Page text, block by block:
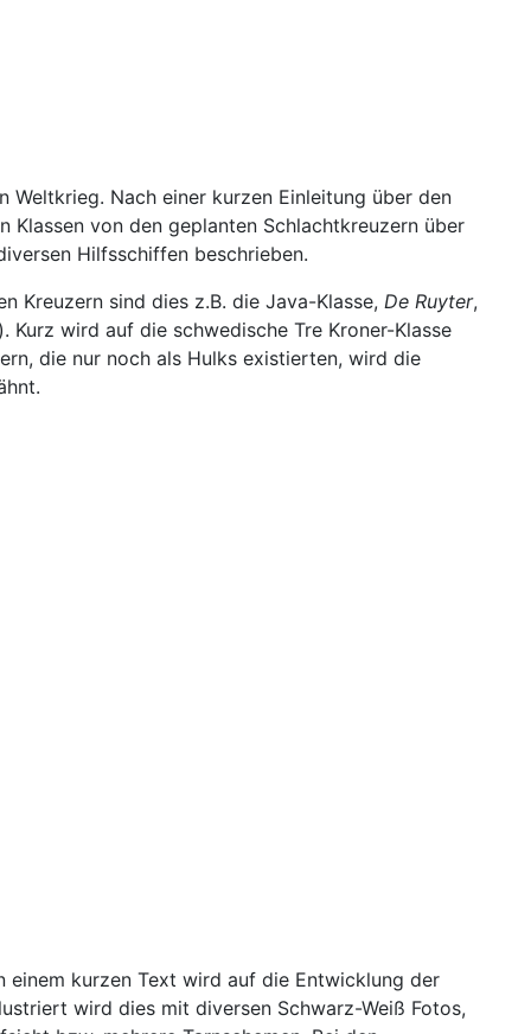
Weltkrieg. Nach einer kurzen Einleitung über den
Klassen von den geplanten Schlachtkreuzern über
Hilfsschiffen beschrieben.
Kreuzern sind dies z.B. die Java-Klasse, De Ruyter,
wird auf die schwedische Tre Kroner-Klasse
die nur noch als Hulks existierten, wird die
kurzen Text wird auf die Entwicklung der
wird dies mit diversen Schwarz-Weiß Fotos,